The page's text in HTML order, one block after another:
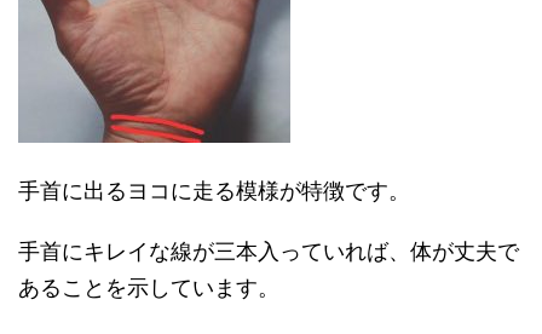
手首に出るヨコに走る模様が特徴です。
手首にキレイな線が三本入っていれば、体が丈夫で
あることを示しています。